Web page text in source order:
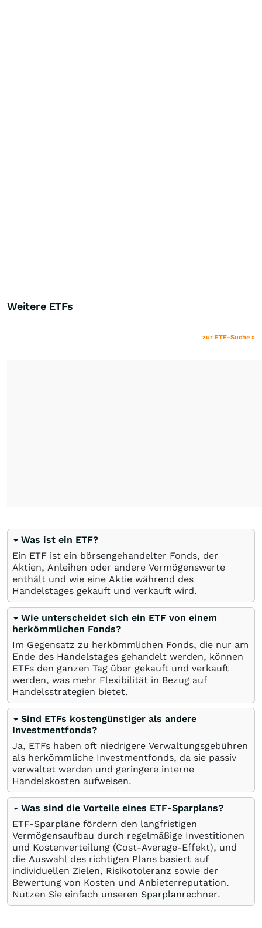
Weitere ETFs
zur ETF-Suche »
Was ist ein ETF?
Ein ETF ist ein börsengehandelter Fonds, der
Aktien, Anleihen oder andere Vermögenswerte
enthält und wie eine Aktie während des
Handelstages gekauft und verkauft wird.
Wie unterscheidet sich ein ETF von einem
herkömmlichen Fonds?
Im Gegensatz zu herkömmlichen Fonds, die nur am
Ende des Handelstages gehandelt werden, können
ETFs den ganzen Tag über gekauft und verkauft
werden, was mehr Flexibilität in Bezug auf
Handelsstrategien bietet.
Sind ETFs kostengünstiger als andere
Investmentfonds?
Ja, ETFs haben oft niedrigere Verwaltungsgebühren
als herkömmliche Investmentfonds, da sie passiv
verwaltet werden und geringere interne
Handelskosten aufweisen.
Was sind die Vorteile eines ETF-Sparplans?
ETF-Sparpläne fördern den langfristigen
Vermögensaufbau durch regelmäßige Investitionen
und Kostenverteilung (Cost-Average-Effekt), und
die Auswahl des richtigen Plans basiert auf
individuellen Zielen, Risikotoleranz sowie der
Bewertung von Kosten und Anbieterreputation.
Nutzen Sie einfach unseren Sparplanrechner.